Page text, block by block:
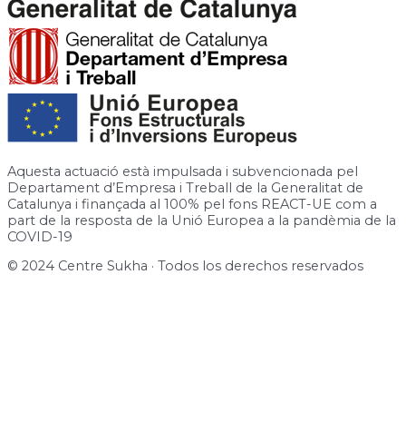
Aquesta actuació està impulsada i subvencionada pel
Departament d’Empresa i Treball de la Generalitat de
Catalunya i finançada al 100% pel fons REACT-UE com a
part de la resposta de la Unió Europea a la pandèmia de la
COVID-19
© 2024 Centre Sukha · Todos los derechos reservados